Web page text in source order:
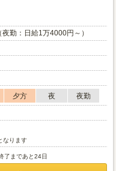
勤：日給1万4000円～）
夕方 夜
夜勤
なります
了まであと24日